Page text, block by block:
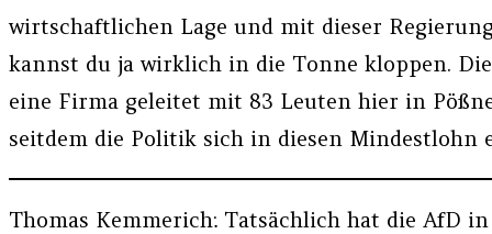
wirtschaftlichen Lage und mit dieser
kannst du ja wirklich in die Tonne kloppen.
eine Firma geleitet mit 83 Leuten hier in
seitdem die Politik sich in diesen Mindestlohn
Thomas Kemmerich: Tatsächlich hat die AfD